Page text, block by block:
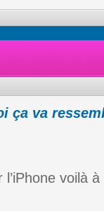
ça va
voilà